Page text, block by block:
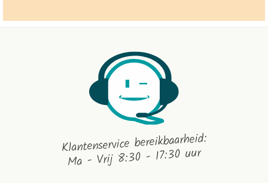
Klantenservice bereikbaarheid:
Ma - Vrij 8:30 - 17:30 uur